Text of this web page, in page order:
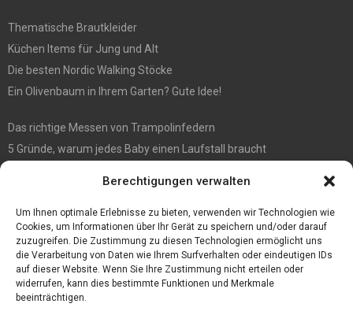
Berechtigungen verwalten
Um Ihnen optimale Erlebnisse zu bieten, verwenden wir Technologien wie
Cookies, um Informationen über Ihr Gerät zu speichern und/oder darauf
zuzugreifen. Die Zustimmung zu diesen Technologien ermöglicht uns
die Verarbeitung von Daten wie Ihrem Surfverhalten oder eindeutigen IDs
auf dieser Website. Wenn Sie Ihre Zustimmung nicht erteilen oder
widerrufen, kann dies bestimmte Funktionen und Merkmale
beeinträchtigen.
Thematische Brautkleider
Küchen Items für Jung und Alt
Die besten Nordic Walking Stöcke
Ein Olivenbaum in Ihrem Garten? Gute Idee!
Das richtige Messen von Trampolinfedern
5 Gründe, warum jedes Baby einen Laufstall braucht
Die automatisierte Sackentleerung bringt zahlreiche Vorteile mit
sich